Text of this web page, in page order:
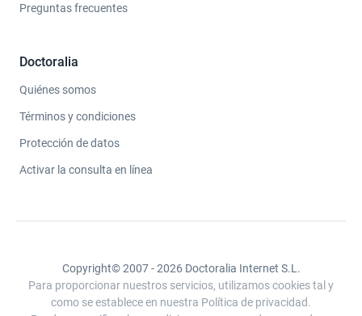
Preguntas frecuentes
Doctoralia
Quiénes somos
Términos y condiciones
Protección de datos
Activar la consulta en línea
Copyright© 2007 - 2026 Doctoralia Internet S.L.
Para proporcionar nuestros servicios, utilizamos cookies tal y
como se establece en nuestra Política de privacidad.